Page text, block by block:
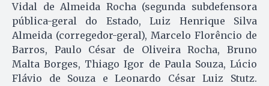
Vidal de Almeida Rocha (segunda subdefensora
pública-geral do Estado, Luiz Henrique Silva
Almeida (corregedor-geral), Marcelo Florêncio de
Barros, Paulo César de Oliveira Rocha, Bruno
Malta Borges, Thiago Igor de Paula Souza, Lúcio
Flávio de Souza e Leonardo César Luiz Stutz.